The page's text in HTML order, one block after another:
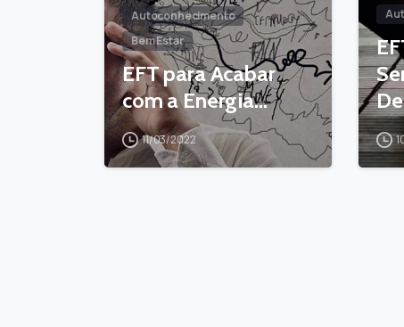
Autoconhecimento
Bem Estar
EFT para Acabar
com a Energia…
11/03/2022